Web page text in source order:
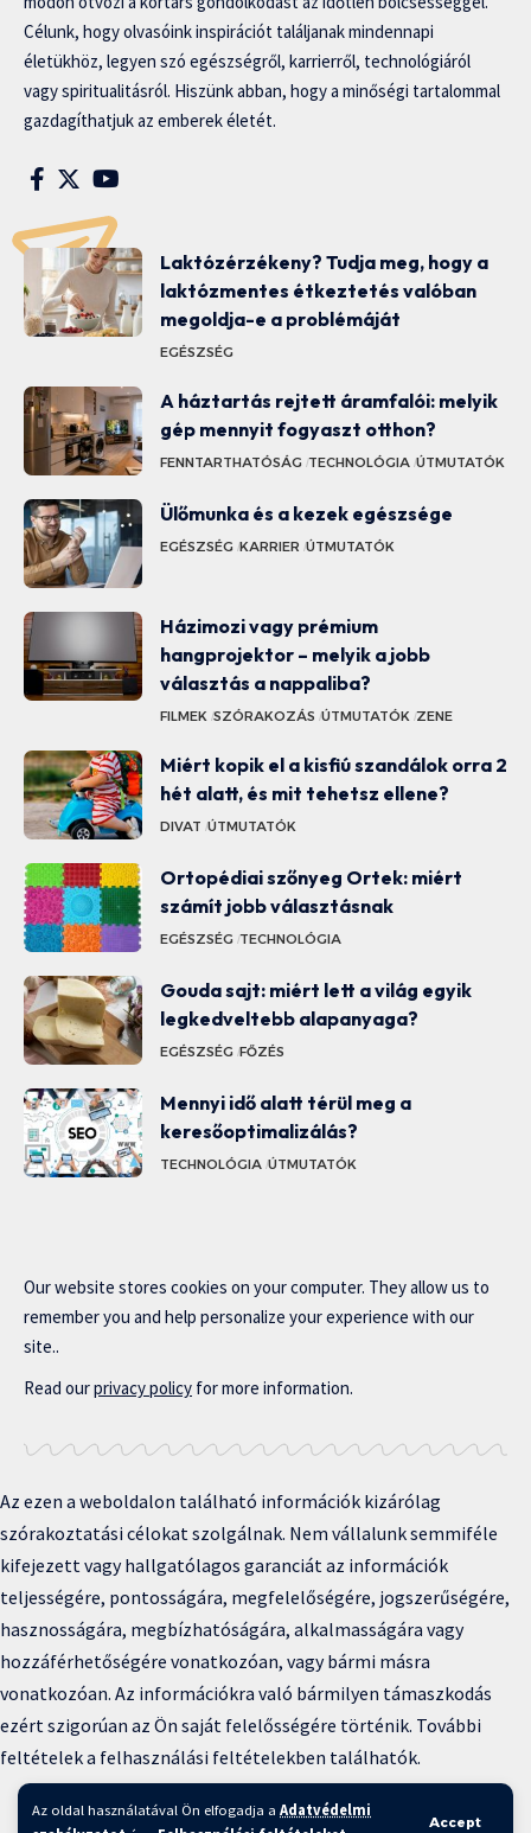
Az oldal használatával Ön elfogadja a Adatvédelmi
Accept
Célunk, hogy olvasóink inspirációt találjanak mindennapi
életükhöz, legyen szó egészségről, karrierről, technológiáról
vagy spiritualitásról. Hiszünk abban, hogy a minőségi tartalommal
gazdagíthatjuk az emberek életét.
Laktózérzékeny? Tudja meg, hogy a
laktózmentes étkeztetés valóban
megoldja-e a problémáját
EGÉSZSÉG
A háztartás rejtett áramfalói: melyik
gép mennyit fogyaszt otthon?
FENNTARTHATÓSÁG TECHNOLÓGIA ÚTMUTATÓK
Ülőmunka és a kezek egészsége
EGÉSZSÉG KARRIER ÚTMUTATÓK
Házimozi vagy prémium
hangprojektor – melyik a jobb
választás a nappaliba?
FILMEK SZÓRAKOZÁS ÚTMUTATÓK ZENE
Miért kopik el a kisfiú szandálok orra 2
hét alatt, és mit tehetsz ellene?
DIVAT ÚTMUTATÓK
Ortopédiai szőnyeg Ortek: miért
számít jobb választásnak
EGÉSZSÉG TECHNOLÓGIA
Gouda sajt: miért lett a világ egyik
legkedveltebb alapanyaga?
EGÉSZSÉG FŐZÉS
Mennyi idő alatt térül meg a
keresőoptimalizálás?
TECHNOLÓGIA ÚTMUTATÓK
Our website stores cookies on your computer. They allow us to
remember you and help personalize your experience with our
site..
Read ourprivacy policy for more information.
Az ezen a weboldalon található információk kizárólag
szórakoztatási célokat szolgálnak. Nem vállalunk semmiféle
kifejezett vagy hallgatólagos garanciát az információk
teljességére, pontosságára, megfelelőségére, jogszerűségére,
hasznosságára, megbízhatóságára, alkalmasságára vagy
hozzáférhetőségére vonatkozóan, vagy bármi másra
vonatkozóan. Az információkra való bármilyen támaszkodás
ezért szigorúan az Ön saját felelősségére történik. További
feltételek a felhasználási feltételekben találhatók.
Copyright © 2025 BFKH.hu